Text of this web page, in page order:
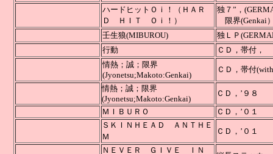
ハードヒットＯｉ！（ＨＡＲ
Ｄ ＨＩＴ Ｏｉ！）
独７”，
限界(Genkai
壬生狼(MIBUROU) 独ＬＰ
行動
ＣＤ
情熱；誠；限界
(Jyonetsu;Makoto:Genkai)
ＣＤ，帯付
情熱；誠；限界
(Jyonetsu;Makoto:Genkai)
ＣＤ
ＭＩＢＵＲＯ
ＣＤ，’０１
ＳＫＩＮＨＥＡＤ ＡＮＴＨＥ
Ｍ
ＣＤ
ＮＥＶＥＲ ＧＩＶＥ ＩＮ